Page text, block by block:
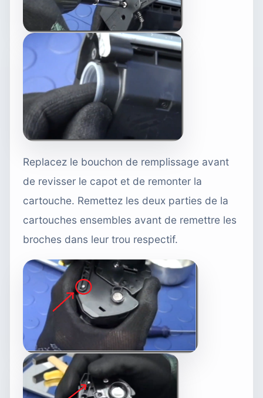
Replacez le bouchon de remplissage avant
de revisser le capot et de remonter la
cartouche. Remettez les deux parties de la
cartouches ensembles avant de remettre les
broches dans leur trou respectif.